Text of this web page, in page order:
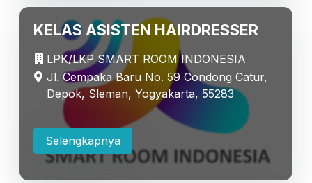
KELAS ASISTEN HAIRDRESSER
LPK/LKP SMART ROOM INDONESIA
Jl. Cempaka Baru No. 59 Condong Catur,
Depok, Sleman, Yogyakarta, 55283
Selengkapnya